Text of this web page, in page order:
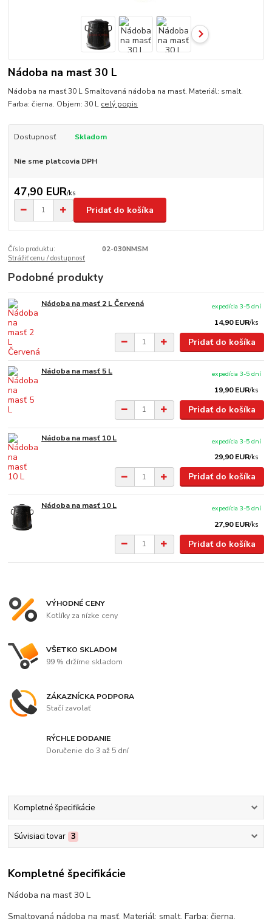
Nádoba na masť 30 L
Nádoba na masť 30 L Smaltovaná nádoba na masť. Materiál: smalt.
Farba: čierna. Objem: 30 L celý popis
Dostupnosť Skladom
Nie sme platcovia DPH
47,90 EUR/ks
Pridať do košíka
Číslo produktu:
02-030NMSM
Strážiť cenu / dostupnosť
Podobné produkty
Nádoba na masť 2 L Červená
14,90 EUR/ks
expedícia 3-5 dní
Pridať do košíka
Nádoba na masť 5 L
19,90 EUR/ks
expedícia 3-5 dní
Pridať do košíka
Nádoba na masť 10 L
29,90 EUR/ks
expedícia 3-5 dní
Pridať do košíka
Nádoba na masť 10 L
27,90 EUR/ks
expedícia 3-5 dní
Pridať do košíka
VÝHODNÉ CENY
Kotlíky za nízke ceny
VŠETKO SKLADOM
99 % držíme skladom
ZÁKAZNÍCKA PODPORA
Stačí zavolať
RÝCHLE DODANIE
Doručenie do 3 až 5 dní
Kompletné špecifikácie
Súvisiaci tovar 3
Kompletné špecifikácie
Nádoba na masť 30 L
Smaltovaná nádoba na masť. Materiál: smalt. Farba: čierna.